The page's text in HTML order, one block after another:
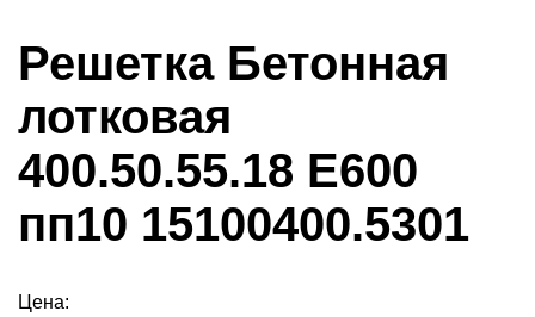
Решетка Бетонная
лотковая
400.50.55.18 E600
пп10 15100400.5301
Цена: